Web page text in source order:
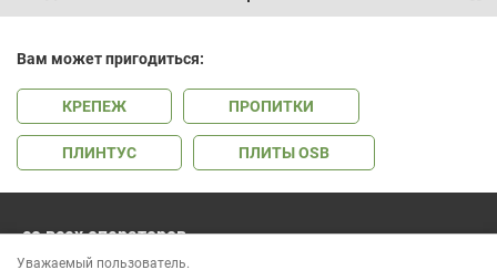
19.33 BYN.
Вам может пригодиться:
КРЕПЕЖ ПРОПИТКИ
ПЛИНТУС ПЛИТЫ OSB
со всех операторов
541-06-06
Уважаемый пользователь.